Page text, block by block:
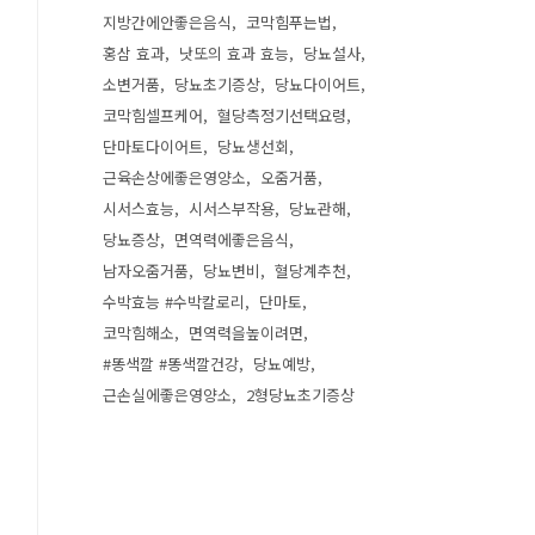
지방간에안좋은음식
코막힘푸는법
홍삼 효과
낫또의 효과 효능
당뇨설사
소변거품
당뇨초기증상
당뇨다이어트
코막힘셀프케어
혈당측정기선택요령
단마토다이어트
당뇨생선회
근육손상에좋은영양소
오줌거품
시서스효능
시서스부작용
당뇨관해
당뇨증상
면역력에좋은음식
남자오줌거품
당뇨변비
혈당계추천
수박효능 #수박칼로리
단마토
코막힘해소
면역력을높이려면
#똥색깔 #똥색깔건강
당뇨예방
근손실에좋은영양소
2형당뇨초기증상